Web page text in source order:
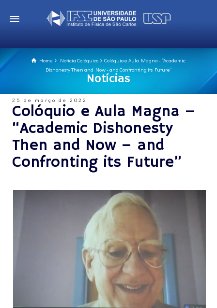
Home Notícia Colóquios
Colóquio e Aula Magna - “Academic
Dishonesty Then and Now - and Confronting its Future”
Notícias
25 de março de 2022
Colóquio e Aula Magna –
“Academic Dishonesty
Then and Now – and
Confronting its Future”